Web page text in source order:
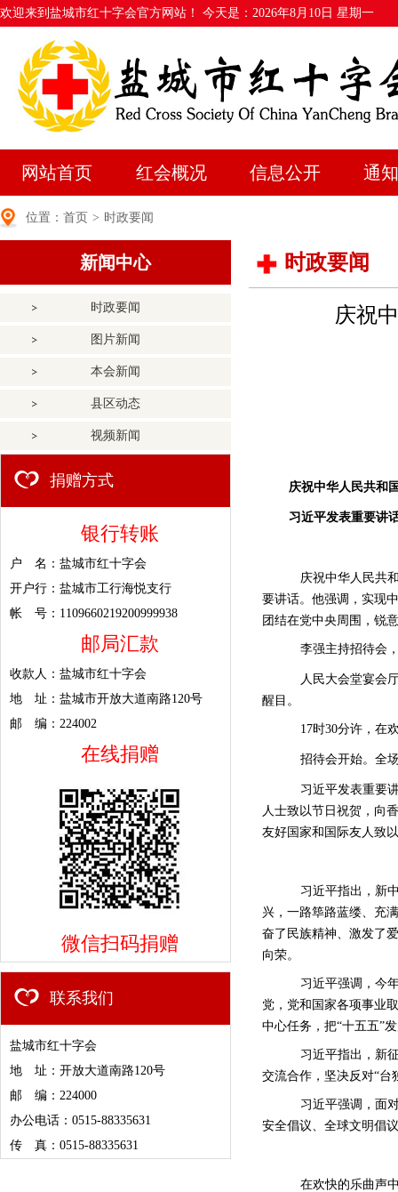
欢迎来到盐城市红十字会官方网站！ 今天是： 2026年8月10日 星期一
网站首页 红会概况 信息公开 通
位置： 首页 > 时政要闻
新闻中心
时政要闻
图片新闻
本会新闻
县区动态
视频新闻
捐赠方式
银行转账
户 名：盐城市红十字会
开户行：盐城市工行海悦支行
帐 号：1109660219200999938
邮局汇款
收款人：盐城市红十字会
地 址：盐城市开放大道南路120号
邮 编：224002
在线捐赠
微信扫码捐赠
联系我们
盐城市红十字会
地 址：开放大道南路120号
邮 编：224000
办公电话：0515-88335631
传 真：0515-88335631
时政要闻
庆祝
庆祝中华人民共和
习近平发表重要讲
庆祝中华人民共
要讲话。他强调，实现
团结在党中央周围，锐
李强主持招待会
人民大会堂宴会
醒目。
17时30分许，在
招待会开始。全
习近平发表重要
人士致以节日祝贺，向
友好国家和国际友人致
习近平指出，新
兴，一路筚路蓝缕、充
奋了民族精神、激发了
向荣。
习近平强调，今
党，党和国家各项事业
中心任务，把“十五五”
习近平指出，新
交流合作，坚决反对“台
习近平强调，面
安全倡议、全球文明倡
在欢快的乐曲声